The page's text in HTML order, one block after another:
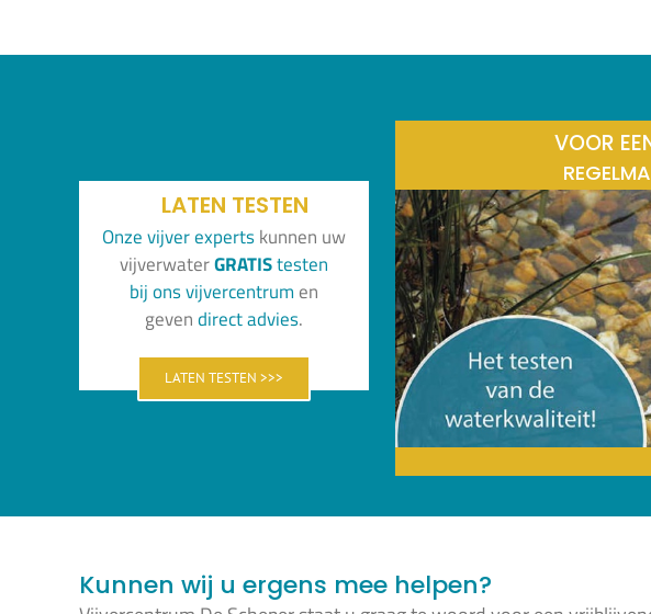
LATEN TESTEN
Onze vijver expertskunnen uw
vijverwaterGRATIStesten
bijonsvijvercentrum en
gevendirect advies.
LATEN TESTEN >>>
VOOR
Kunnen wij u ergens mee helpen?